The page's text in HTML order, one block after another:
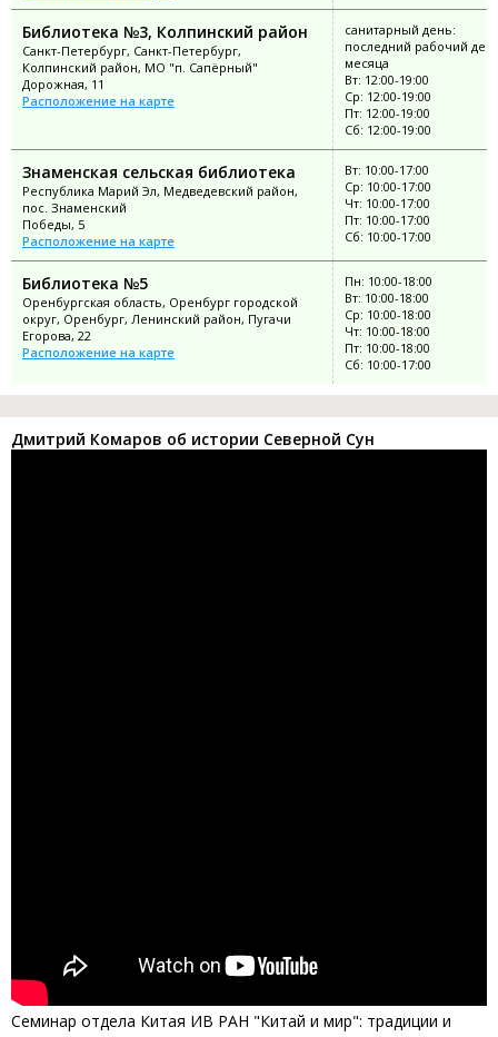
Библиотека №3, Колпинский район
Санкт-Петербург, Санкт-Петербург,
Колпинский район, МО "п. Сапёрный"
Дорожная, 11
Расположение на карте
санитарный день:
последний рабочий
месяца
Вт: 12:00-19:00
Ср: 12:00-19:00
Пт: 12:00-19:00
Сб: 12:00-19:00
Знаменская сельская библиотека
Республика Марий Эл, Медведевский район,
пос. Знаменский
Победы, 5
Расположение на карте
Вт: 10:00-17:00
Ср: 10:00-17:00
Чт: 10:00-17:00
Пт: 10:00-17:00
Сб: 10:00-17:00
Библиотека №5
Оренбургская область, Оренбург городской
округ, Оренбург, Ленинский район, Пугачи
Егорова, 22
Расположение на карте
Пн: 10:00-18:00
Вт: 10:00-18:00
Ср: 10:00-18:00
Чт: 10:00-18:00
Пт: 10:00-18:00
Сб: 10:00-17:00
Дмитрий Комаров об истории Северной Сун
Семинар отдела Китая ИВ РАН "Китай и мир": традиции и